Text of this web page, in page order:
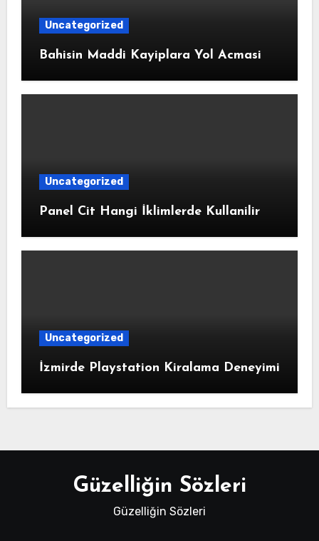
Uncategorized
Bahisin Maddi Kayiplara Yol Acmasi
Uncategorized
Panel Cit Hangi İklimlerde Kullanilir
Uncategorized
İzmirde Playstation Kiralama Deneyimi
Güzelliğin Sözleri
Güzelliğin Sözleri